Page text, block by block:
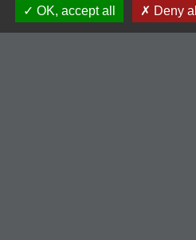
Liens
OK, accept all
Deny